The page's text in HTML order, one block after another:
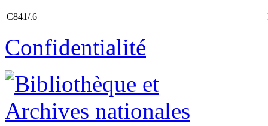
C841/.6
Confidentialité